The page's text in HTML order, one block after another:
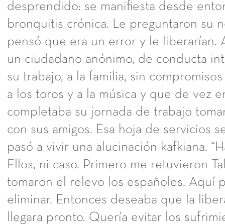
desprendido: se manifiesta desde
bronquitis crónica. Le preguntaron su
pensó que era un error y le liberarían.
un ciudadano anónimo, de conducta
su trabajo, a la familia, sin
a los toros y a la música y que de vez
completaba su jornada de trabajo
con sus amigos. Esa hoja de servicios
pasó a vivir una alucinación kafkiana.
Ellos, ni caso. Primero me retuvieron
tomaron el relevo los españoles. Aquí
eliminar. Entonces deseaba que la
llegara pronto. Quería evitar los